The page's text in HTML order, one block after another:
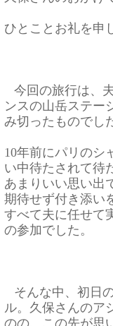
ひとことお礼を申
今回の旅行は、
ンスの山岳ステー
み切ったものでし
10年前にパリのシ
い中待たされて待
あまりいい思い出
期待せず付き添い
すべて夫に任せて
の参加でした。
そんな中、初日
ル。 久保さんのア
のの、 この先が思